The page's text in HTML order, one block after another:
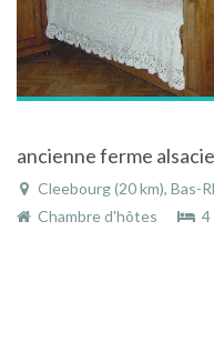
ancienne ferme
Cleebourg (20 km), Bas-
Chambre d'hôtes
4